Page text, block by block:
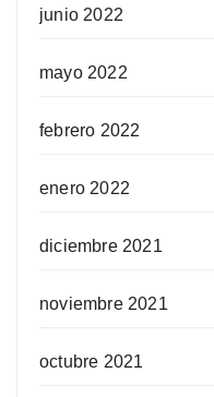
junio 2022
mayo 2022
febrero 2022
enero 2022
diciembre 2021
noviembre 2021
octubre 2021